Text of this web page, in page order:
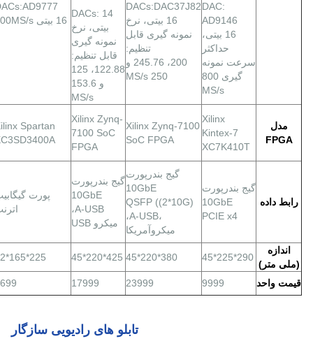
DAC:
AD9146
16 بیتی،
حداکثر
سرعت نمونه
گیری 800
MS/s
DACs:DAC37J82
16 بیتی، نرخ
نمونه گیری قابل
تنظیم:
200، 245.76 و
250 MS/s
DACs: 14
بیتی، نرخ
نمونه گیری
قابل تنظیم:
122.88، 125
و 153.6
MS/s
16 بیتی 400MS/s
مدل
FPGA
Xilinx
Kintex-7
XC7K410T
Xilinx Zynq-7100
SoC FPGA
Xilinx Zynq-
7100 SoC
FPGA
Spartan
رابط داده
گيج بندر پورت
10GbE
PCIE x4
گيج بندر پورت
10GbE
QSFP ((2*10G)
،A-USB،
ميكروآمريكا
گيج بندر پورت
10GbE
A-USB،
میکرو USB
پورت
اندازه
(ملی متر)
290*225*45
380*220*45
425*220*45
225*165*62
قیمت واحد 9999
23999
17999
تابلو های رادیویی سازگار